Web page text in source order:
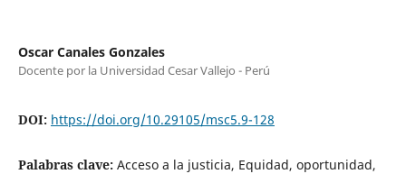
Oscar Canales Gonzales
Docente por la Universidad Cesar Vallejo - Perú
DOI: https://doi.org/10.29105/msc5.9-128
Palabras clave: Acceso a la justicia, Equidad, oportunidad,